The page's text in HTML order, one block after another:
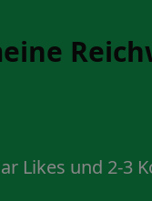
Likes und 2-3